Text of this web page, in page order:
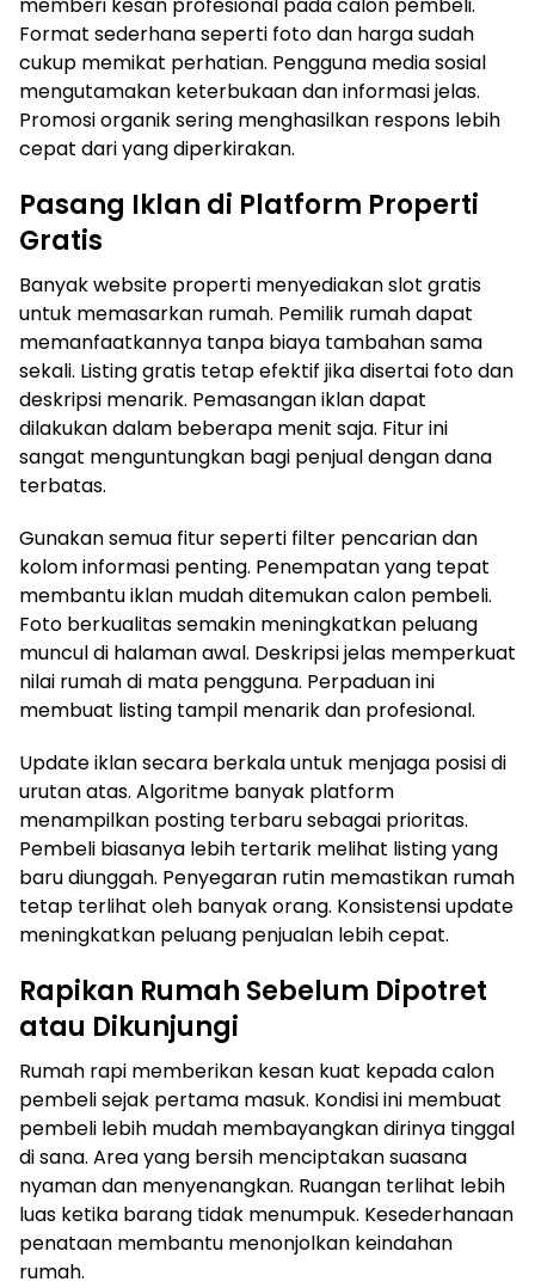
memberi kesan profesional pada calon pembeli.
Format sederhana seperti foto dan harga sudah
cukup memikat perhatian. Pengguna media sosial
mengutamakan keterbukaan dan informasi jelas.
Promosi organik sering menghasilkan respons lebih
cepat dari yang diperkirakan.
Pasang Iklan di Platform Properti
Gratis
Banyak website properti menyediakan slot gratis
untuk memasarkan rumah. Pemilik rumah dapat
memanfaatkannya tanpa biaya tambahan sama
sekali. Listing gratis tetap efektif jika disertai foto dan
deskripsi menarik. Pemasangan iklan dapat
dilakukan dalam beberapa menit saja. Fitur ini
sangat menguntungkan bagi penjual dengan dana
terbatas.
Gunakan semua fitur seperti filter pencarian dan
kolom informasi penting. Penempatan yang tepat
membantu iklan mudah ditemukan calon pembeli.
Foto berkualitas semakin meningkatkan peluang
muncul di halaman awal. Deskripsi jelas memperkuat
nilai rumah di mata pengguna. Perpaduan ini
membuat listing tampil menarik dan profesional.
Update iklan secara berkala untuk menjaga posisi di
urutan atas. Algoritme banyak platform
menampilkan posting terbaru sebagai prioritas.
Pembeli biasanya lebih tertarik melihat listing yang
baru diunggah. Penyegaran rutin memastikan rumah
tetap terlihat oleh banyak orang. Konsistensi update
meningkatkan peluang penjualan lebih cepat.
Rapikan Rumah Sebelum Dipotret
atau Dikunjungi
Rumah rapi memberikan kesan kuat kepada calon
pembeli sejak pertama masuk. Kondisi ini membuat
pembeli lebih mudah membayangkan dirinya tinggal
di sana. Area yang bersih menciptakan suasana
nyaman dan menyenangkan. Ruangan terlihat lebih
luas ketika barang tidak menumpuk. Kesederhanaan
penataan membantu menonjolkan keindahan
rumah.